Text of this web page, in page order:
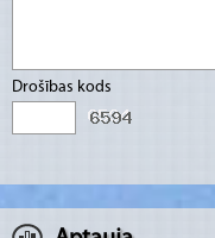
Drošības kods